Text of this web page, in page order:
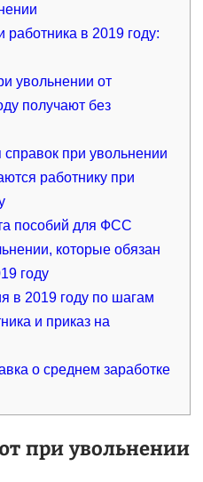
в 2019 году:
увольнении от
получают без
при увольнении
работнику при
пособий для ФСС
которые обязан
году
в 2019 году по шагам
и приказ на
о среднем заработке
при увольнении